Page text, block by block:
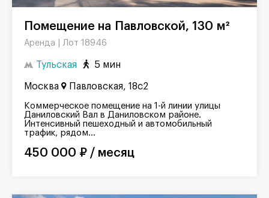
Помещение на Павловской, 130 м²
Аренда | Лот 18946
Тульская 5 мин
Москва Павловская, 18с2
Коммерческое помещение на 1-й линии улицы
Даниловский Вал в Даниловском районе.
Интенсивный пешеходный и автомобильный
трафик, рядом...
450 000 ₽ / месяц